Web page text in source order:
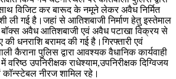
विजिट कर बारूद के नमूने लेकर अवैध निर्मित
ली गई है।जहां से आतिशबाजी निर्माण हेतु इस्तेमाल
बॉक्स अवैध आतिशबाजी एवं अवैध पटाखा विक्रय से
धनराशि बरामद की गई है।गिरफ्तारी एवं
कैराना पुलिस द्वारा आवश्यक वैधानिक कार्यवाही
उपनिरीक्षक राधेश्याम,उपनिरीक्षक दिग्विजय
नीरज शामिल रहे।